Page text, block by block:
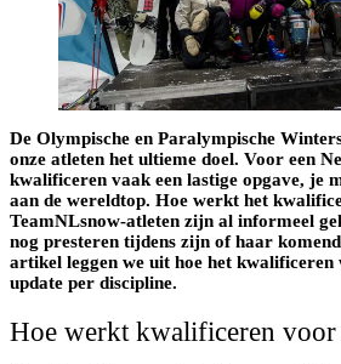
De Olympische en Paralympische
onze atleten het ultieme doel. Voor een
kwalificeren vaak een lastige opgave, je
aan de wereldtop. Hoe werkt het
TeamNLsnow-atleten zijn al informeel
nog presteren tijdens zijn of haar
artikel leggen we uit hoe het kwalificeren
update per discipline.
Hoe werkt kwalificeren voor